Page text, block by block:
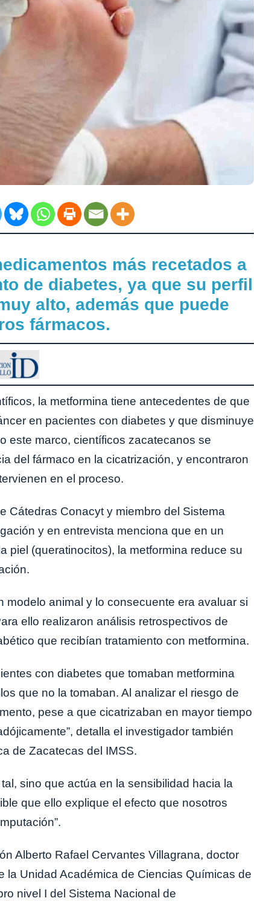
más recetados a
de diabetes, ya que su perfil
alto, además que puede
fármacos.
la metformina tiene antecedentes de que
en pacientes con diabetes y que disminuye
este marco, científicos zacatecanos se
del fármaco en la cicatrización, y encontraron
en el proceso.
Cátedras Conacyt y miembro del Sistema
y en entrevista menciona que en un
piel (queratinocitos), la metformina reduce su
animal y lo consecuente era avaluar si
ello realizaron análisis retrospectivos de
que recibían tratamiento con metformina.
con diabetes que tomaban metformina
que no la tomaban. Al analizar el riesgo de
pese a que cicatrizaban en mayor tiempo
detalla el investigador también
de Zacatecas del IMSS.
sino que actúa en la sensibilidad hacia la
que ello explique el efecto que nosotros
Alberto Rafael Cervantes Villagrana, doctor
Unidad Académica de Ciencias Químicas de
nivel I del Sistema Nacional de